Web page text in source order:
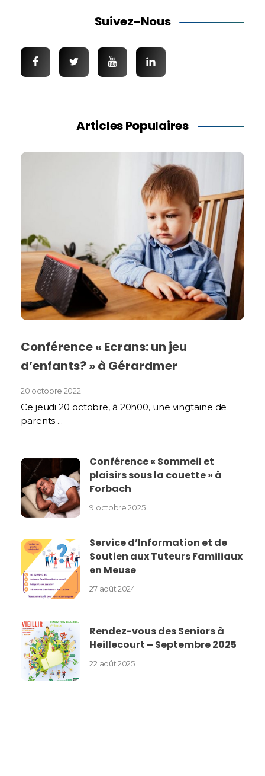
Suivez-Nous
Articles Populaires
Conférence « Ecrans: un jeu
d’enfants? » à Gérardmer
20 octobre 2022
Ce jeudi 20 octobre, à 20h00, une vingtaine de
parents ...
Conférence « Sommeil et
plaisirs sous la couette » à
Forbach
9 octobre 2025
Service d’Information et de
Soutien aux Tuteurs Familiaux
en Meuse
27 août 2024
Rendez-vous des Seniors à
Heillecourt – Septembre 2025
22 août 2025